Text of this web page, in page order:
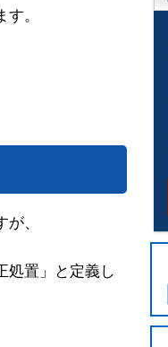
。
、
処置」と定義し